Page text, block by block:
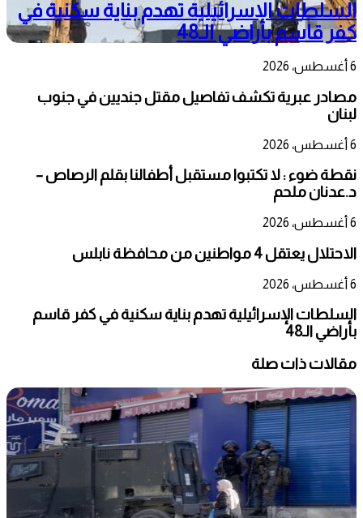
السلطات الإسرائيلية تهدم بناية سكنية في
كفر قاسم بأراضي الـ48
6 أغسطس، 2026
مصادر عبرية تكشف تفاصيل مقتل جنديين في جنوب
لبنان
6 أغسطس، 2026
نقطة ضوء : لا تكتبوا مستقبل أطفالنا بقلم الرصاص –
د.عدنان ملحم
6 أغسطس، 2026
الاحتلال يعتقل 4 مواطنين من محافظة نابلس
6 أغسطس، 2026
السلطات الإسرائيلية تهدم بناية سكنية في كفر قاسم
بأراضي الـ48
مقالات ذات صلة